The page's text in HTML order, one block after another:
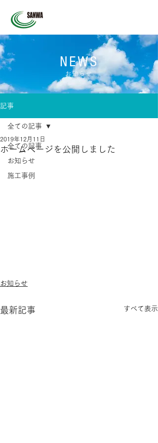
記事
全ての記事
お知らせ
施工事例
全ての記事
ホームページを公開しました
2019年12月11日
お知らせ
最新記事 すべて表示
NEWS
お知らせ